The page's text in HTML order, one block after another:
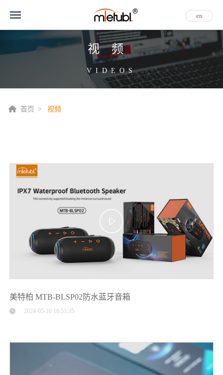
en
视频
VIDEOS
首页 视频
美特柏 MTB-BLSP02防水蓝牙音箱
2024-05-10 16:53:35